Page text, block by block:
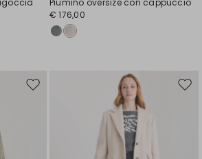
€ 176,00
Sposta